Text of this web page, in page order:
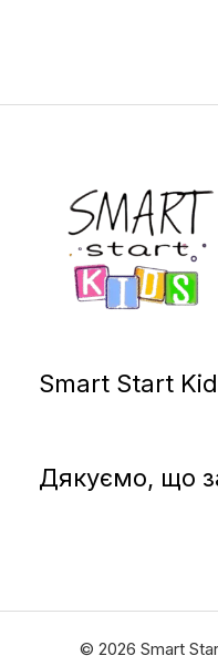
Smart Start
Дякуємо, що
© 2026 Smart